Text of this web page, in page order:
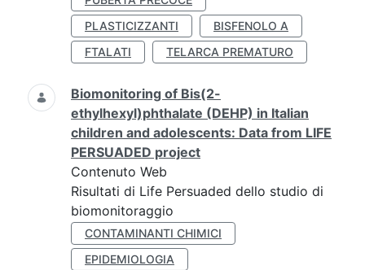
PLASTICIZZANTI
BISFENOLO A
FTALATI
TELARCA PREMATURO
Biomonitoring of Bis(2-
ethylhexyl)phthalate (DEHP) in Italian
children and adolescents: Data from LIFE
PERSUADED project
Contenuto Web
Risultati di Life Persuaded dello studio di
biomonitoraggio
CONTAMINANTI CHIMICI
EPIDEMIOLOGIA